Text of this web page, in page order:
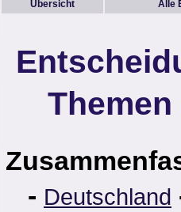
Übersicht Alle
- Deutschland